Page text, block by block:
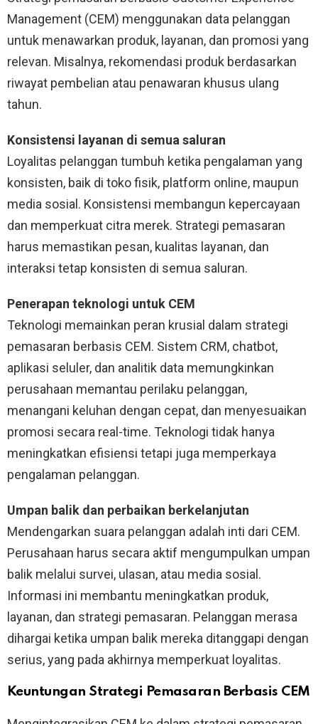
Management (CEM) menggunakan data pelanggan
untuk menawarkan produk, layanan, dan promosi yang
relevan. Misalnya, rekomendasi produk berdasarkan
riwayat pembelian atau penawaran khusus ulang
tahun.
Konsistensi layanan di semua saluran
Loyalitas pelanggan tumbuh ketika pengalaman yang
konsisten, baik di toko fisik, platform online, maupun
media sosial. Konsistensi membangun kepercayaan
dan memperkuat citra merek. Strategi pemasaran
harus memastikan pesan, kualitas layanan, dan
interaksi tetap konsisten di semua saluran.
Penerapan teknologi untuk CEM
Teknologi memainkan peran krusial dalam strategi
pemasaran berbasis CEM. Sistem CRM, chatbot,
aplikasi seluler, dan analitik data memungkinkan
perusahaan memantau perilaku pelanggan,
menangani keluhan dengan cepat, dan menyesuaikan
promosi secara real-time. Teknologi tidak hanya
meningkatkan efisiensi tetapi juga memperkaya
pengalaman pelanggan.
Umpan balik dan perbaikan berkelanjutan
Mendengarkan suara pelanggan adalah inti dari CEM.
Perusahaan harus secara aktif mengumpulkan umpan
balik melalui survei, ulasan, atau media sosial.
Informasi ini membantu meningkatkan produk,
layanan, dan strategi pemasaran. Pelanggan merasa
dihargai ketika umpan balik mereka ditanggapi dengan
serius, yang pada akhirnya memperkuat loyalitas.
Keuntungan Strategi Pemasaran Berbasis CEM